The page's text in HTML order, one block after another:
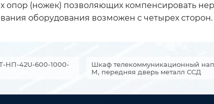
(ножек) позволяющих компенсировать
оборудования возможен с четырех сторон.
НП-42U-600-1000-
Шкаф телекоммуникационный
М, передняя дверь металл ССД